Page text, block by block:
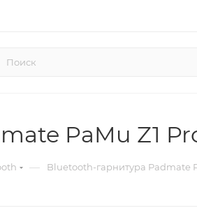
PaMu Z1
— Bluetooth-гарнитура Padmate